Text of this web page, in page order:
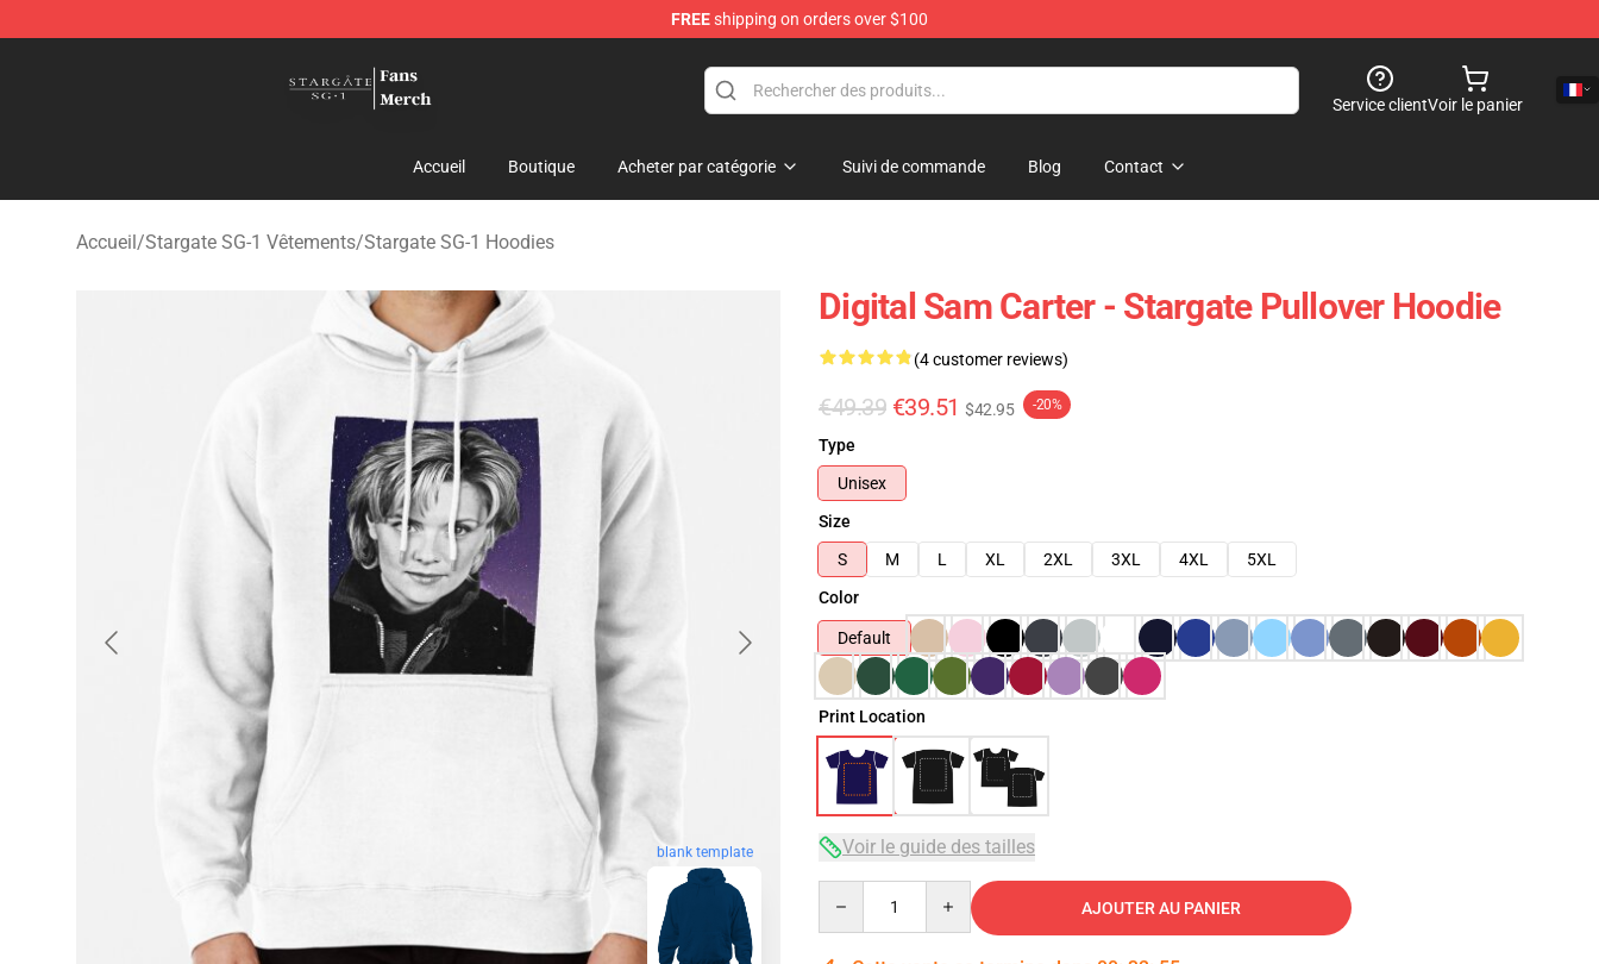
FREEshipping on orders over $100
Service clientVoir le panier
Accueil Boutique Acheter par catégorie Suivi de commande Blog Contact
Accueil/Stargate SG-1 Vêtements/Stargate SG-1 Hoodies
blank template
Digital Sam Carter - Stargate Pullover Hoodie
(4 customer reviews)
€49.39 €39.51 $42.95 -20%
Type
Unisex
Size
S
M L XL 2XL 3XL 4XL
5XL
Color
Default
Print Location
Voir le guide des tailles
AJOUTER AU PANIER